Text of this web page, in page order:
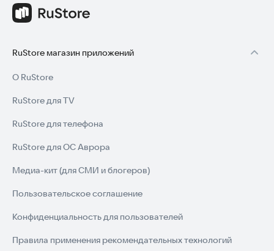
RuStore магазин приложений
О RuStore
RuStore для TV
RuStore для телефона
RuStore для ОС Аврора
Медиа-кит (для СМИ и блогеров)
Пользовательское соглашение
Конфиденциальность для пользователей
Правила применения рекомендательных технологий